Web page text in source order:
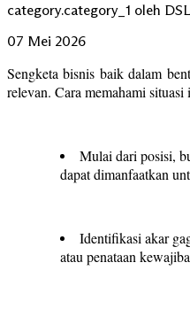
category.category_1 oleh
07 Mei 2026
Sengketa bisnis baik dalam
relevan. Cara memahami
Mulai dari posisi,
dapat dimanfaatkan
Identifikasi akar
atau penataan